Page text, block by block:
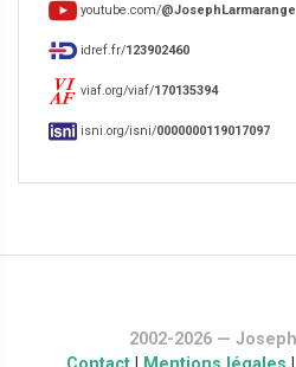
youtube.com/@JosephLarmarange
idref.fr/123902460
viaf.org/viaf/170135394
isni.org/isni/0000000119017097
2002-2026 —